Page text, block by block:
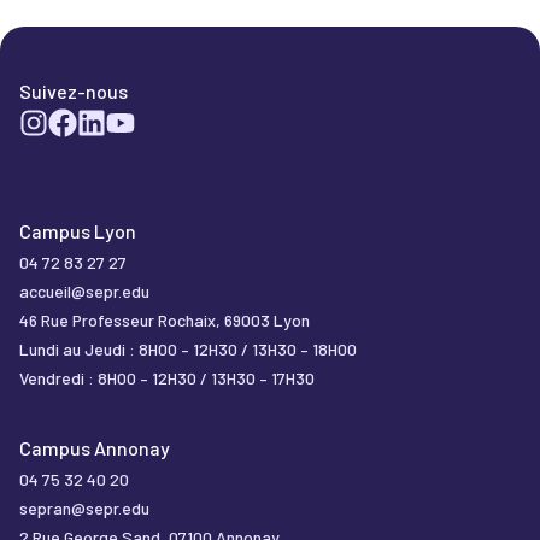
Actualités
Suivez-nous
Campus Lyon
04 72 83 27 27
accueil@sepr.edu
46 Rue Professeur Rochaix, 69003 Lyon
Lundi au Jeudi : 8H00 – 12H30 / 13H30 – 18H00
Vendredi : 8H00 – 12H30 / 13H30 – 17H30
Campus Annonay
04 75 32 40 20
sepran@sepr.edu